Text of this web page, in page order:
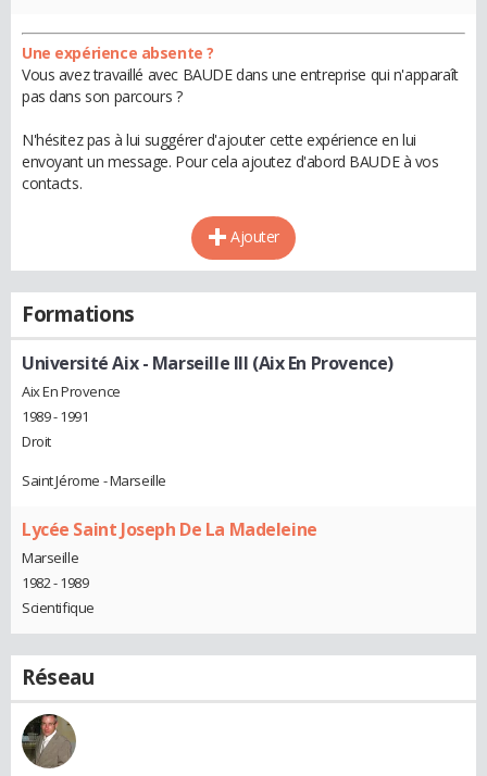
Une expérience absente ?
Vous avez travaillé avec BAUDE dans une entreprise qui n'apparaît
pas dans son parcours ?
N'hésitez pas à lui suggérer d'ajouter cette expérience en lui
envoyant un message. Pour cela ajoutez d'abord BAUDE à vos
contacts.
Ajouter
Formations
Université Aix - Marseille III (Aix En Provence)
Aix En Provence
1989 - 1991
Droit
Saint Jérome - Marseille
Lycée Saint Joseph De La Madeleine
Marseille
1982 - 1989
Scientifique
Réseau